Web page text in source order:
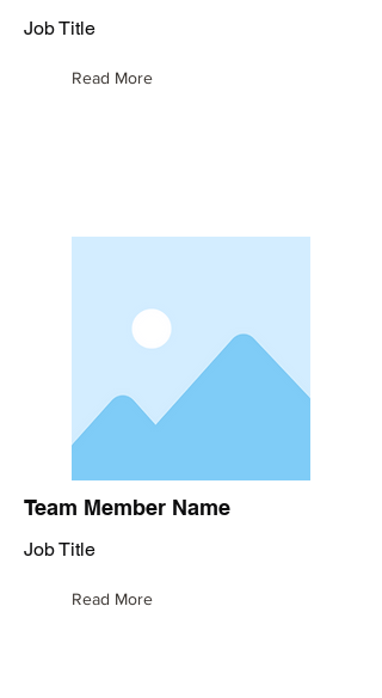
Job Title
Read More
Team Member Name
Job Title
Read More